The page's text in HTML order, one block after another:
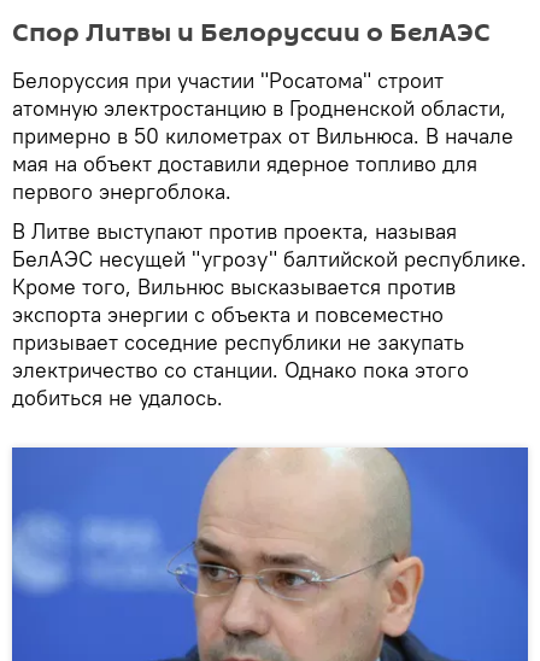
Спор Литвы и Белоруссии о БелАЭС
Белоруссия при участии "Росатома" строит
атомную электростанцию в Гродненской области,
примерно в 50 километрах от Вильнюса. В начале
мая на объект доставили ядерное топливо для
первого энергоблока.
В Литве выступают против проекта, называя
БелАЭС несущей "угрозу" балтийской республике.
Кроме того, Вильнюс высказывается против
экспорта энергии с объекта и повсеместно
призывает соседние республики не закупать
электричество со станции. Однако пока этого
добиться не удалось.